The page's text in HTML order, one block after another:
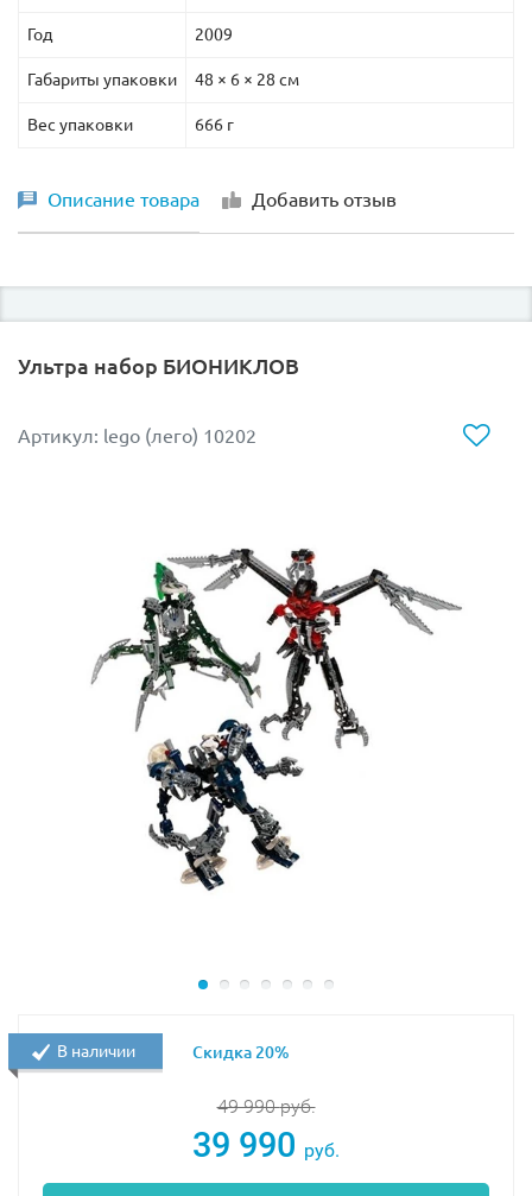
Год 2009
Габариты упаковки 48 × 6 × 28 см
Вес упаковки 666 г
Описание товара Добавить отзыв
Ультра набор БИОНИКЛОВ
Артикул: lego (лего) 10202
49 990руб.
39 990 руб.
В наличии Скидка 20%